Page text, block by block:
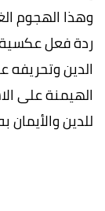
وهذا الهجوم
ردة فعل
الدين وتحريفه
الهيمنة على
للدين والأيمان